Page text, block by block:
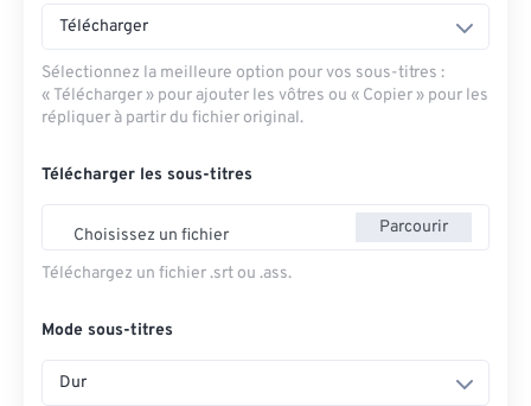
Télécharger
Sélectionnez la meilleure option pour vos sous-titres :
« Télécharger » pour ajouter les vôtres ou « Copier » pour les
répliquer à partir du fichier original.
Télécharger les sous-titres
Choisissez un fichier Parcourir
Téléchargez un fichier .srt ou .ass.
Mode sous-titres
Dur